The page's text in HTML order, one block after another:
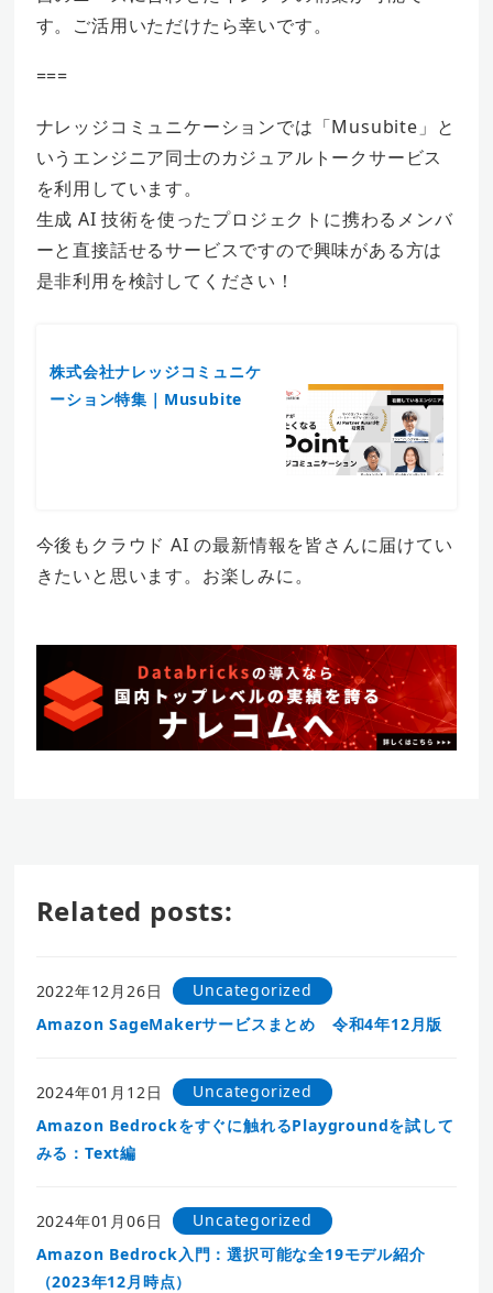
す。ご活用いただけたら幸いです。
===
ナレッジコミュニケーションでは「Musubite」と
いうエンジニア同士のカジュアルトークサービス
を利用しています。
生成 AI 技術を使ったプロジェクトに携わるメンバ
ーと直接話せるサービスですので興味がある方は
是非利用を検討してください！
株式会社ナレッジコミュニケ
ーション特集｜Musubite
今後もクラウド AI の最新情報を皆さんに届けてい
きたいと思います。お楽しみに。
Related posts:
2022年12月26日
Uncategorized
Amazon SageMakerサービスまとめ 令和4年12月版
2024年01月12日
Uncategorized
Amazon Bedrockをすぐに触れるPlaygroundを試して
みる：Text編
2024年01月06日
Uncategorized
Amazon Bedrock入門：選択可能な全19モデル紹介
（2023年12月時点）